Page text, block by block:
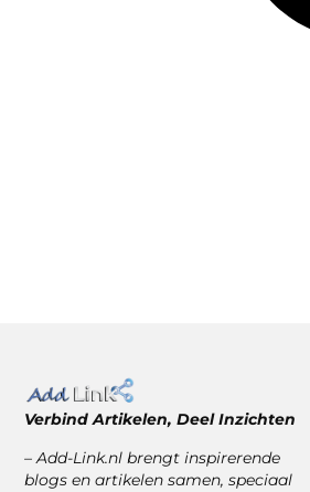
Verbind Artikelen, Deel Inzichten
– Add-Link.nl brengt inspirerende
blogs en artikelen samen, speciaal